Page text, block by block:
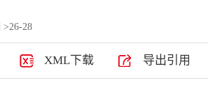
高级查询
>26-28
XML下载 导出引用